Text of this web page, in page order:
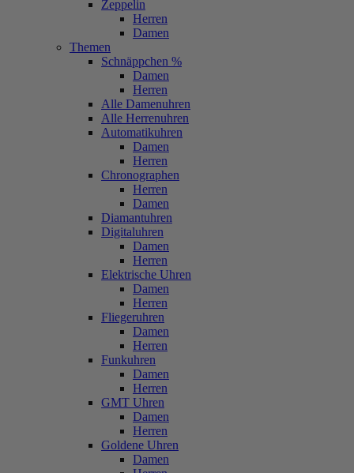
Zeppelin
Herren
Damen
Themen
Schnäppchen %
Damen
Herren
Alle Damenuhren
Alle Herrenuhren
Automatikuhren
Damen
Herren
Chronographen
Herren
Damen
Diamantuhren
Digitaluhren
Damen
Herren
Elektrische Uhren
Damen
Herren
Fliegeruhren
Damen
Herren
Funkuhren
Damen
Herren
GMT Uhren
Damen
Herren
Goldene Uhren
Damen